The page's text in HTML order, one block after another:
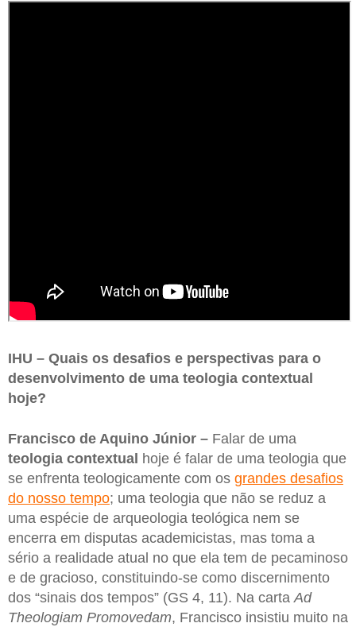
IHU – Quais os desafios e perspectivas para o
desenvolvimento de uma teologia contextual
hoje?
Francisco de Aquino Júnior – Falar de uma
teologia contextual hoje é falar de uma teologia que
se enfrenta teologicamente com os grandes desafios
do nosso tempo; uma teologia que não se reduz a
uma espécie de arqueologia teológica nem se
encerra em disputas academicistas, mas toma a
sério a realidade atual no que ela tem de pecaminoso
e de gracioso, constituindo-se como discernimento
dos “sinais dos tempos” (GS 4, 11). Na cartaAd
Theologiam Promovedam, Francisco insistiu muito na